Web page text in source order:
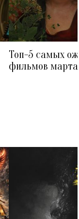
Топ-5 самых
фильмов